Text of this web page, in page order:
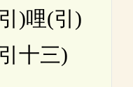
)哩(引)
十三)